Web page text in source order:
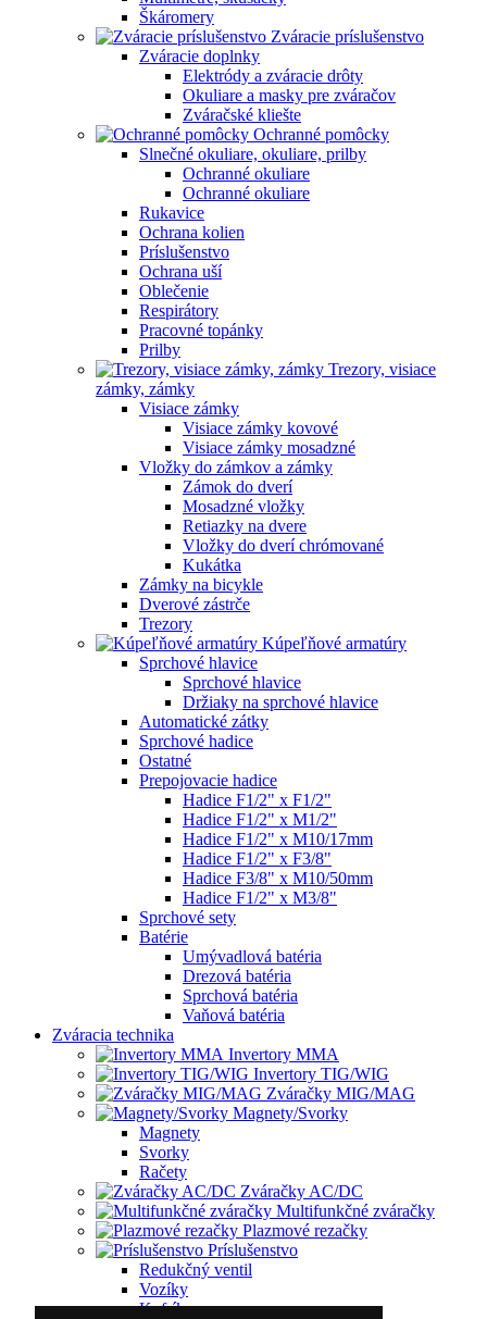
Škáromery
Zváracie príslušenstvo
Zváracie doplnky
Elektródy a zváracie drôty
Okuliare a masky pre zváračov
Zváračské kliešte
Ochranné pomôcky
Slnečné okuliare, okuliare, prilby
Ochranné okuliare
Ochranné okuliare
Rukavice
Ochrana kolien
Príslušenstvo
Ochrana uší
Oblečenie
Respirátory
Pracovné topánky
Prilby
Trezory, visiace
zámky, zámky
Visiace zámky
Visiace zámky kovové
Visiace zámky mosadzné
Vložky do zámkov a zámky
Zámok do dverí
Mosadzné vložky
Retiazky na dvere
Vložky do dverí chrómované
Kukátka
Zámky na bicykle
Dverové zástrče
Trezory
Kúpeľňové armatúry
Sprchové hlavice
Sprchové hlavice
Držiaky na sprchové hlavice
Automatické zátky
Sprchové hadice
Ostatné
Prepojovacie hadice
Hadice F1/2" x F1/2"
Hadice F1/2" x M1/2"
Hadice F1/2" x M10/17mm
Hadice F1/2" x F3/8"
Hadice F3/8" x M10/50mm
Hadice F1/2" x M3/8"
Sprchové sety
Batérie
Umývadlová batéria
Drezová batéria
Sprchová batéria
Vaňová batéria
Zváracia technika
Invertory MMA
Invertory TIG/WIG
Zváračky MIG/MAG
Magnety/Svorky
Magnety
Svorky
Račety
Zváračky AC/DC
Multifunkčné zváračky
Plazmové rezačky
Príslušenstvo
Redukčný ventil
Vozíky
Kufríky